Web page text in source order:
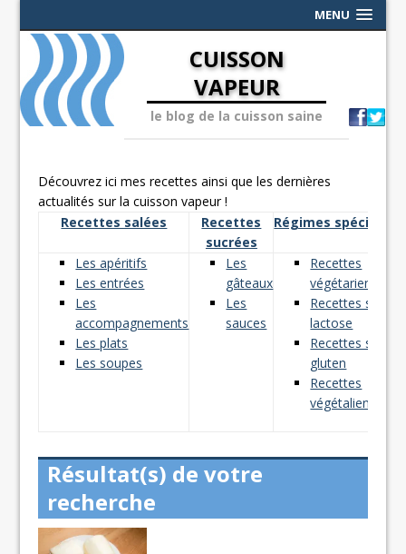
MENU
CUISSON
VAPEUR
le blog de la cuisson saine
Découvrez ici mes recettes ainsi que les dernières
actualités sur la cuisson vapeur !
Recettes salées
Recettes
sucrées
Régimes spéciaux
Les apéritifs
Les entrées
Les
accompagnements
Les plats
Les soupes
Les
gâteaux
Les
sauces
Recettes
végétariennes
Recettes sans
lactose
Recettes sans
gluten
Recettes
végétaliennes
Résultat(s) de votre
recherche